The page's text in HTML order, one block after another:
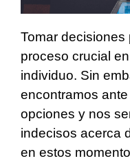
Tomar
proceso crucial
individuo. Sin
encontramos
opciones y nos
indecisos acerca
en estos